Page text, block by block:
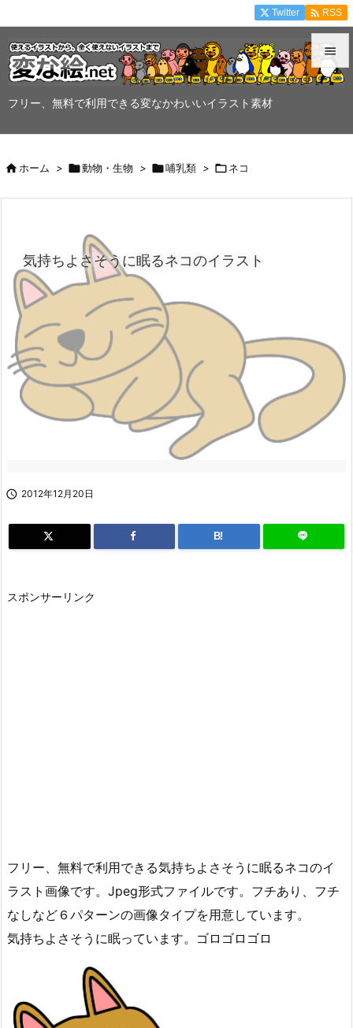
フリー、無料で利用できる変なかわいいイラスト素材


Twitter  RSS
ホーム > 動物・生物 > 哺乳類 > ネコ
気持ちよさそうに眠るネコのイラスト
 2012年12月20日
B!
スポンサーリンク
フリー、無料で利用できる気持ちよさそうに眠るネコのイ
ラスト画像です。Jpeg形式ファイルです。フチあり、フチ
なしなど６パターンの画像タイプを用意しています。
気持ちよさそうに眠っています。ゴロゴロゴロ